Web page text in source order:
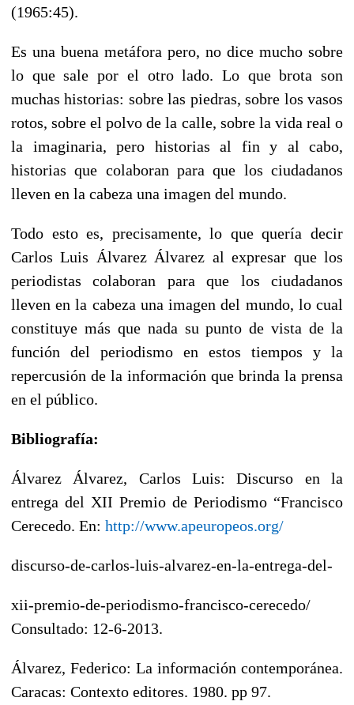
(1965:45).
Es una buena metáfora pero, no dice mucho sobre
lo que sale por el otro lado. Lo que brota son
muchas historias: sobre las piedras, sobre los vasos
rotos, sobre el polvo de la calle, sobre la vida real o
la imaginaria, pero historias al fin y al cabo,
historias que colaboran para que los ciudadanos
lleven en la cabeza una imagen del mundo.
Todo esto es, precisamente, lo que quería decir
Carlos Luis Álvarez Álvarez al expresar que los
periodistas colaboran para que los ciudadanos
lleven en la cabeza una imagen del mundo, lo cual
constituye más que nada su punto de vista de la
función del periodismo en estos tiempos y la
repercusión de la información que brinda la prensa
en el público.
Bibliografía:
Álvarez Álvarez, Carlos Luis: Discurso en la
entrega del XII Premio de Periodismo “Francisco
Cerecedo. En: http://www.apeuropeos.org/
discurso-de-carlos-luis-alvarez-en-la-entrega-del-
xii-premio-de-periodismo-francisco-cerecedo/
Consultado: 12-6-2013.
Álvarez, Federico: La información contemporánea.
Caracas: Contexto editores. 1980. pp 97.